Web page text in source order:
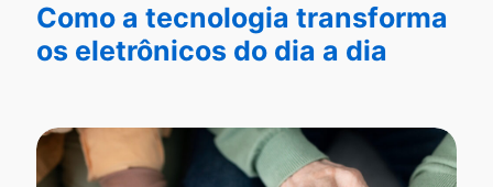
Como a tecnologia transforma
os eletrônicos do dia a dia